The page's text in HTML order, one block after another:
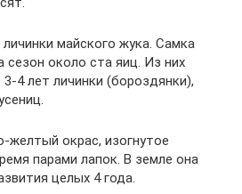
майского жука. Самка
сезон около ста яиц. Из них
4 лет личинки (бороздянки),
желтый окрас, изогнутое
парами лапок. В земле она
целых 4 года.